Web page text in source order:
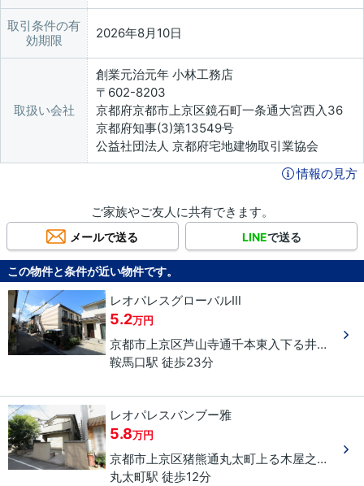
取引条件の有
効期限
2026年8月10日
取扱い会社
創業元治元年 小林工務店
〒602-8203
京都府京都市上京区鏡石町一条通大宮西入36
京都府知事(3)第13549号
公益社団法人 京都府宅地建物取引業協会
情報の見方
ご家族やご友人に共有できます。
メールで送る LINEで送る
この物件と条件が近い物件です。
レオパレスグローバルⅢ
5.2万円
京都市上京区芦山寺通千本東入下る井田町
９
鞍馬口駅 徒歩23分
レオパレスバンブー雅
5.8万円
京都市上京区猪熊通丸太町上る木屋之町
４９
丸太町駅 徒歩12分